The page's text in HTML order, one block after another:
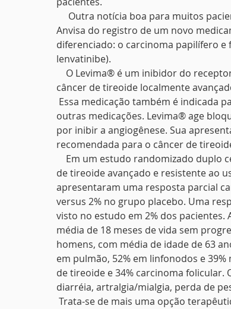
Outra notícia boa para muitos
Anvisa do registro de um novo
diferenciado: o carcinoma papilífero
lenvatinibe).
O Levima® é um inibidor do
câncer de tireoide localmente
Essa medicação também é indicada
outras medicações. Levima® age
por inibir a angiogênese. Sua
recomendada para o câncer de
Em um estudo randomizado duplo
de tireoide avançado e resistente ao
apresentaram uma resposta parcial
versus 2% no grupo placebo. Uma
visto no estudo em 2% dos
média de 18 meses de vida sem
homens, com média de idade de 63
em pulmão, 52% em linfonodos e
de tireoide e 34% carcinoma
diarréia, artralgia/mialgia, perda de
Trata-se de mais uma opção